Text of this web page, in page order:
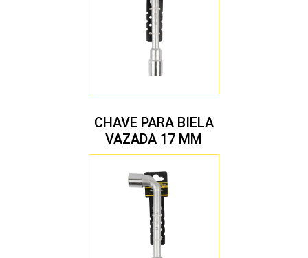
CHAVE PARA BIELA
VAZADA 17 MM